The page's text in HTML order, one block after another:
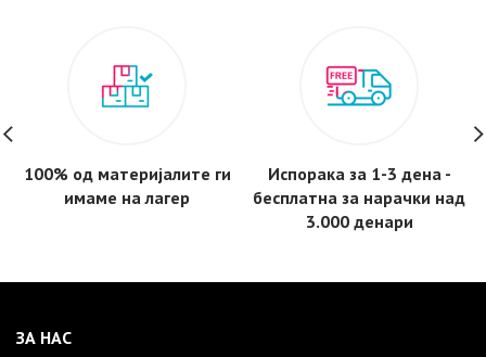
100% од материјалите ги
имаме на лагер
Испорака за 1-3 дена -
бесплатнa за нарачки над
3.000 денари
ЗА НАС